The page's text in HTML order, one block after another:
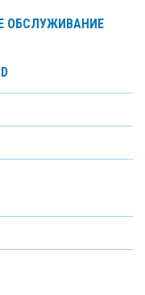
ОБСЛУЖИВАНИЕ